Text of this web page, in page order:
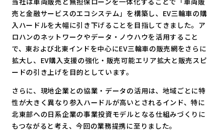
売と金融サービスのエコシステム」を構築し、EV三輪車の購
入ハードルを大幅に引き下げることを目指してきました。ア
ロハンのネットワークやデータ・ノウハウを活用すること
で、東および北東インドを中心にEV三輪車の販売網をさらに
拡大し、EV購入支援の強化・販売可能エリア拡大と販売スピ
ードの引き上げを目的としています。
さらに、現地企業との協業・データの活用は、地域ごとに特
性が大きく異なり参入ハードルが高いとされるインド、特に
北東部への日系企業の事業投資モデルとなる仕組みづくりに
もつながると考え、今回の業務提携に至りました。